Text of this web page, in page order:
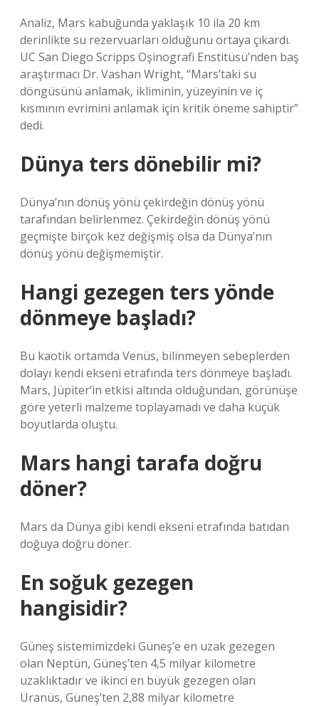
Analiz, Mars kabuğunda yaklaşık 10 ila 20 km
derinlikte su rezervuarları olduğunu ortaya çıkardı.
UC San Diego Scripps Oşinografi Enstitüsü’nden baş
araştırmacı Dr. Vashan Wright, “Mars’taki su
döngüsünü anlamak, ikliminin, yüzeyinin ve iç
kısmının evrimini anlamak için kritik öneme sahiptir”
dedi.
Dünya ters dönebilir mi?
Dünya’nın dönüş yönü çekirdeğin dönüş yönü
tarafından belirlenmez. Çekirdeğin dönüş yönü
geçmişte birçok kez değişmiş olsa da Dünya’nın
dönüş yönü değişmemiştir.
Hangi gezegen ters yönde
dönmeye başladı?
Bu kaotik ortamda Venüs, bilinmeyen sebeplerden
dolayı kendi ekseni etrafında ters dönmeye başladı.
Mars, Jüpiter’in etkisi altında olduğundan, görünüşe
göre yeterli malzeme toplayamadı ve daha küçük
boyutlarda oluştu.
Mars hangi tarafa doğru
döner?
Mars da Dünya gibi kendi ekseni etrafında batıdan
doğuya doğru döner.
En soğuk gezegen
hangisidir?
Güneş sistemimizdeki Güneş’e en uzak gezegen
olan Neptün, Güneş’ten 4,5 milyar kilometre
uzaklıktadır ve ikinci en büyük gezegen olan
Uranüs, Güneş’ten 2,88 milyar kilometre